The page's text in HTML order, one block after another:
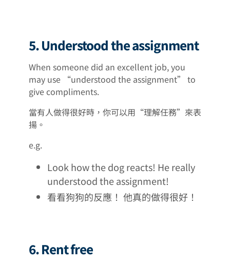
5. Understood the assignment
When someone did an excellent job, you
may use “understood the assignment” to
give compliments.
當有人做得很好時，你可以用“理解任務”來表
揚。
e.g.
Look how the dog reacts! He really
understood the assignment!
看看狗狗的反應！ 他真的做得很好！
6. Rent free